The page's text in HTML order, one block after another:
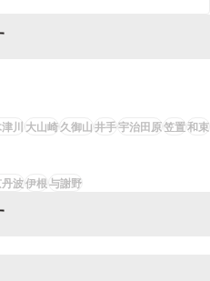
川 大山崎久御山井手宇治田原笠置和束
波伊根与謝野